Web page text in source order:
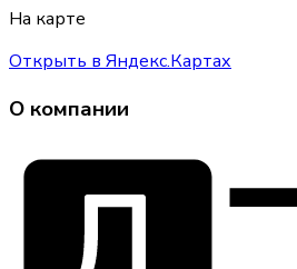
На карте
Открыть в Яндекс.Картах
О компании